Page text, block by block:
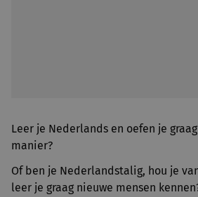
Leer je Nederlands en oefen je
manier?
Of ben je Nederlandstalig, hou je
leer je graag nieuwe mensen